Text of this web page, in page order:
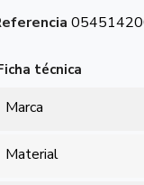
técnica
Marca
Material